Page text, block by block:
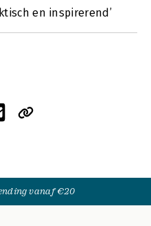
en inspirerend’
vanaf €20